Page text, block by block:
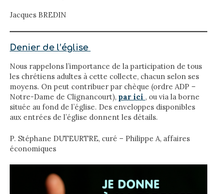
Jacques BREDIN
Denier de l’église
Nous rappelons l’importance de la participation de tous
les chrétiens adultes à cette collecte, chacun selon ses
moyens. On peut contribuer par chèque (ordre ADP –
Notre-Dame de Clignancourt), par ici , ou via la borne
située au fond de l’église. Des enveloppes disponibles
aux entrées de l’église donnent les détails.
P. Stéphane DUTEURTRE, curé – Philippe A, affaires
économiques